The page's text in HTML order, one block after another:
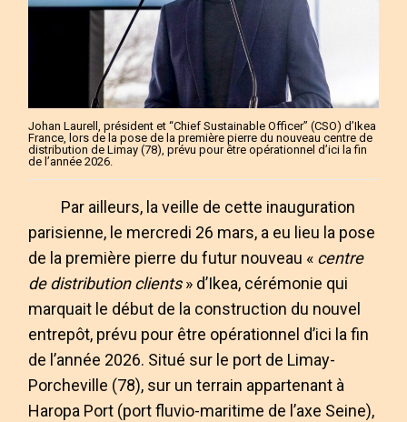
Johan Laurell, président et “Chief Sustainable Officer” (CSO) d’Ikea
France, lors de la pose de la première pierre du nouveau centre de
distribution de Limay (78), prévu pour être opérationnel d’ici la fin
de l’année 2026.
Par ailleurs, la veille de cette inauguration
parisienne, le mercredi 26 mars, a eu lieu la pose
de la première pierre du futur nouveau « centre
de distribution clients» d’Ikea, cérémonie qui
marquait le début de la construction du nouvel
entrepôt, prévu pour être opérationnel d’ici la fin
de l’année 2026. Situé sur le port de Limay-
Porcheville (78), sur un terrain appartenant à
Haropa Port (port fluvio-maritime de l’axe Seine),